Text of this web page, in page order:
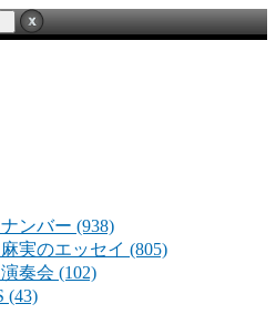
ンバー (938)
実のエッセイ (805)
奏会 (102)
(43)